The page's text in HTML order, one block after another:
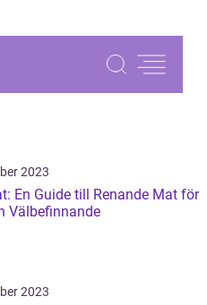
2023
En Guide till Renande Mat för
Välbefinnande
2023